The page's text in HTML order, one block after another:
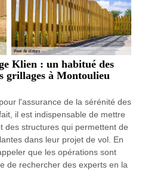
Klien : un habitué des
grillages à Montoulieu
l'assurance de la sérénité des
il est indispensable de mettre
des structures qui permettent de
dans leur projet de vol. En
que les opérations sont
de rechercher des experts en la